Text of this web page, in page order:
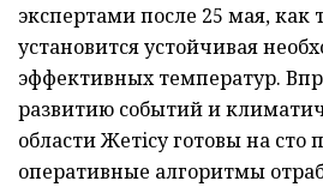
экспертами после 25 мая, как
установится устойчивая
эффективных температур.
развитию событий и
области Жетiсу готовы на сто
оперативные алгоритмы